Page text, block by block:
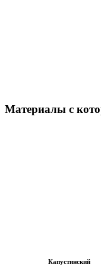
Материалы с
Капустинский